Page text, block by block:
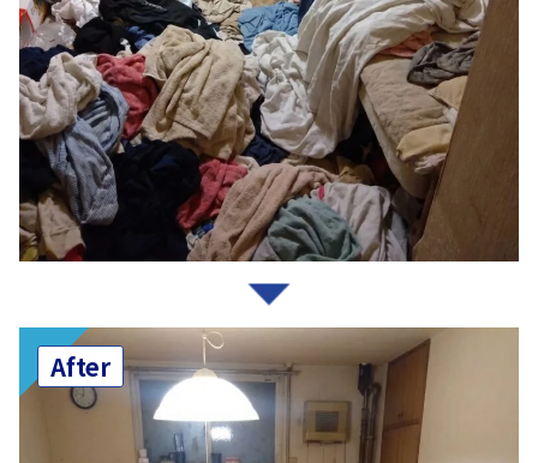
After